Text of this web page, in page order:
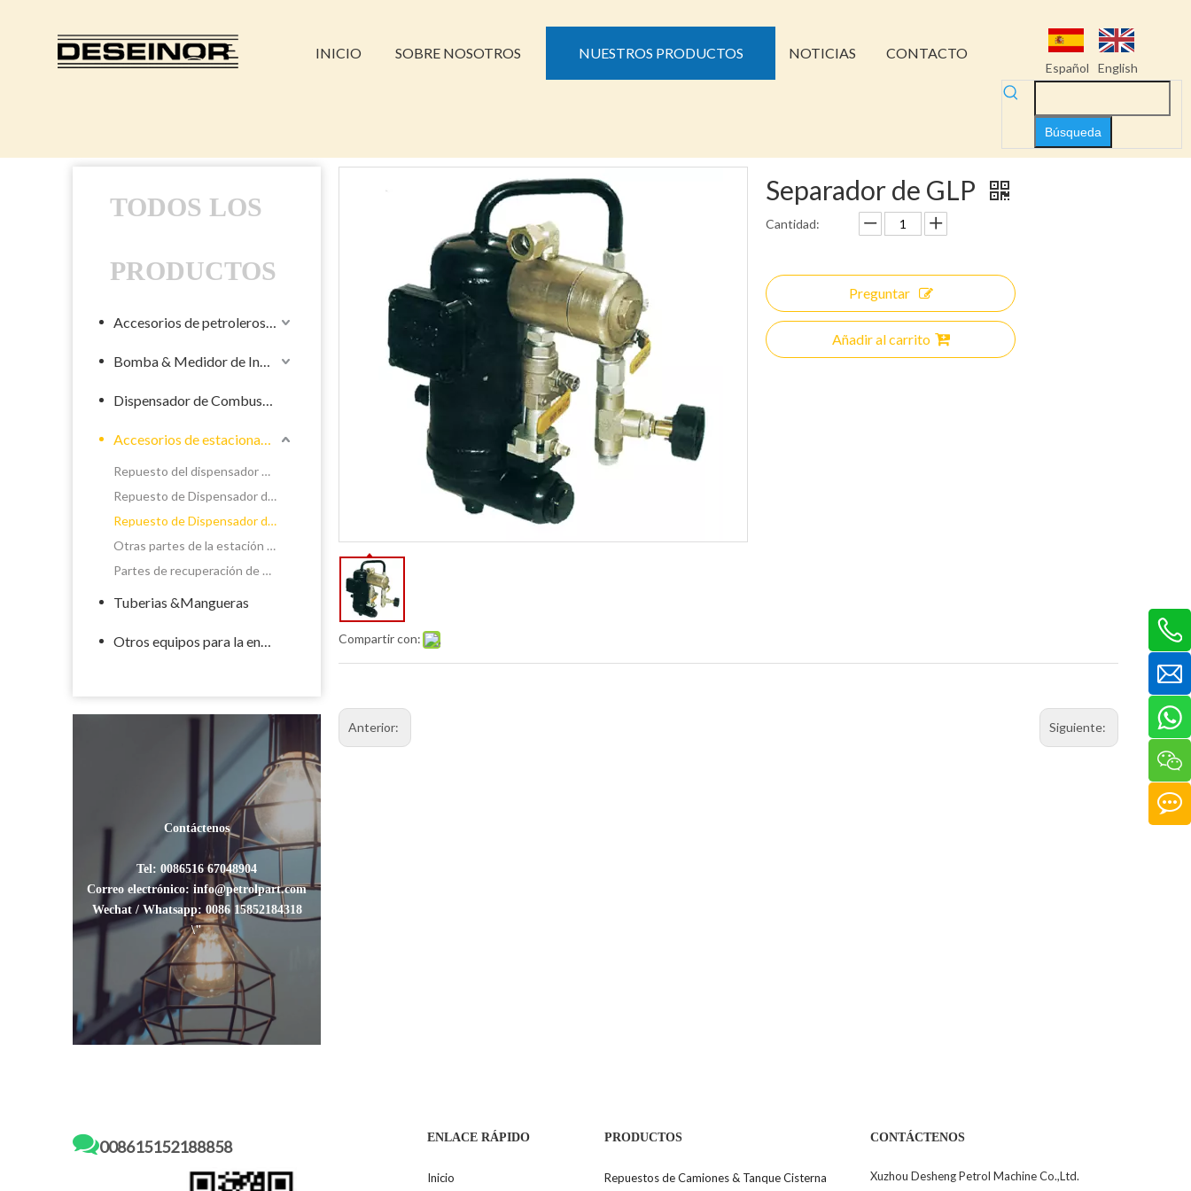
INICIO SOBRE NOSOTROS NUESTROS PRODUCTOS NOTICIAS CONTACTO
Español English
Búsqueda
TODOS LOS
PRODUCTOS
Accesorios de petroleros líquidos
Bomba & Medidor de Industrial
Dispensador de Combustible
Accesorios de estacionamiento de llenado
Repuesto del dispensador de químicos
Repuesto de Dispensador de Combustible
Repuesto de Dispensador de GLP
Otras partes de la estación de servicio
Partes de recuperación de vapor del dispensador
Tuberias &Mangueras
Otros equipos para la energía
Contáctenos
Tel: 0086516 67048904
Correo electrónico: info@petrolpart.com
Wechat / Whatsapp: 0086 15852184318
\"
Compartir con:
Separador de GLP
Cantidad:
Preguntar
Añadir al carrito
Anterior: Siguiente:
008615152188858 ENLACE RÁPIDO
Inicio
PRODUCTOS
Repuestos de Camiones & Tanque Cisterna
CONTÁCTENOS
Xuzhou Desheng Petrol Machine Co.,Ltd.